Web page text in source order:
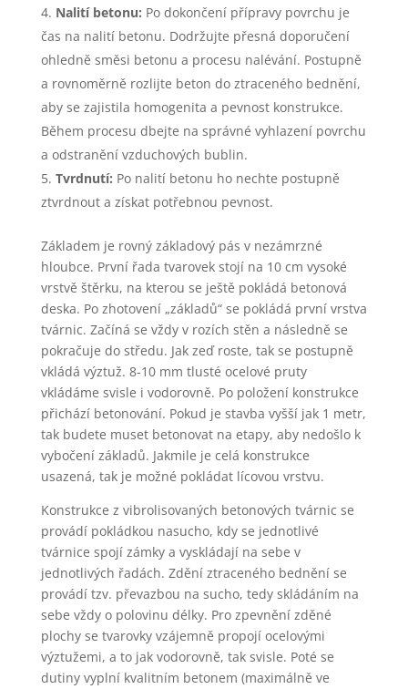
Nalití betonu: Po dokončení přípravy povrchu je
čas na nalití betonu. Dodržujte přesná doporučení
ohledně směsi betonu a procesu nalévání. Postupně
a rovnoměrně rozlijte beton do ztraceného bednění,
aby se zajistila homogenita a pevnost konstrukce.
Během procesu dbejte na správné vyhlazení povrchu
a odstranění vzduchových bublin.
Tvrdnutí: Po nalití betonu ho nechte postupně
ztvrdnout a získat potřebnou pevnost.
Základem je rovný základový pás v nezámrzné
hloubce. První řada tvarovek stojí na 10 cm vysoké
vrstvě štěrku, na kterou se ještě pokládá betonová
deska. Po zhotovení „základů“ se pokládá první vrstva
tvárnic. Začíná se vždy v rozích stěn a následně se
pokračuje do středu. Jak zeď roste, tak se postupně
vkládá výztuž. 8-10 mm tlusté ocelové pruty
vkládáme svisle i vodorovně. Po položení konstrukce
přichází betonování. Pokud je stavba vyšší jak 1 metr,
tak budete muset betonovat na etapy, aby nedošlo k
vybočení základů. Jakmile je celá konstrukce
usazená, tak je možné pokládat lícovou vrstvu.
Konstrukce z vibrolisovaných betonových tvárnic se
provádí pokládkou nasucho, kdy se jednotlivé
tvárnice spojí zámky a vyskládají na sebe v
jednotlivých řadách. Zdění ztraceného bednění se
provádí tzv. převazbou na sucho, tedy skládáním na
sebe vždy o polovinu délky. Pro zpevnění zděné
plochy se tvarovky vzájemně propojí ocelovými
výztužemi, a to jak vodorovně, tak svisle. Poté se
dutiny vyplní kvalitním betonem (maximálně ve